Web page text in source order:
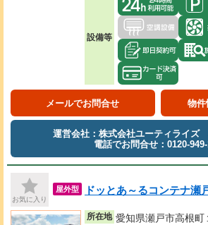
設備等
メールでお問合せ 物件
運営会社：株式会社ユーティライズ
電話でお問合せ：0120-
お気に入り
屋外型 ドッとあ～るコンテナ瀬
所在地 愛知県瀬戸市高根町